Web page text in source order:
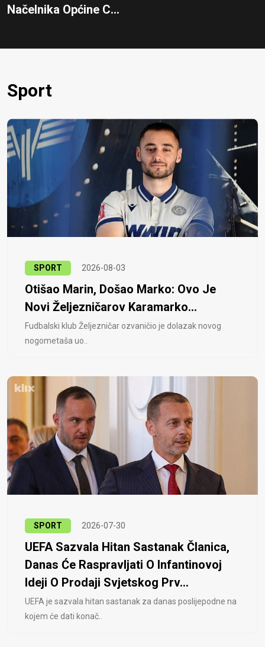
Načelnika Općine C...
Sport
SPORT 2026-08-03
Otišao Marin, Došao Marko: Ovo Je
Novi Željezničarov Karamarko...
Fudbalski klub Željezničar ozvaničio je dolazak novog
nogometaša uo..
SPORT 2026-07-30
UEFA Sazvala Hitan Sastanak Članica,
Danas Će Raspravljati O Infantinovoj
Ideji O Prodaji Svjetskog Prv...
UEFA je sazvala hitan sastanak za danas poslijepodne na
kojem će dati konač..